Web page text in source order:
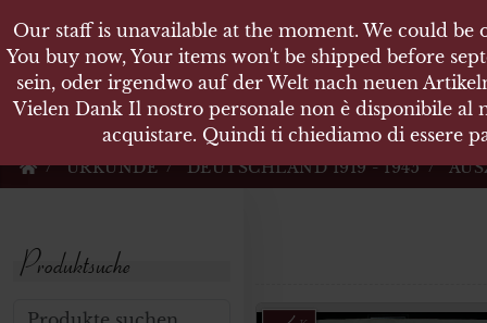
KARL
Militärische
URKUNDE DEUTSCHLAND 1919 - 1945
Produktsuche
Suchen nach:
Our staff is unavailable at the moment. We could
You buy now, Your items won't be shipped before
sein, oder irgendwo auf der Welt nach neuen
Vielen Dank Il nostro personale non è disponibile
acquistare. Quindi ti chiediamo di essere